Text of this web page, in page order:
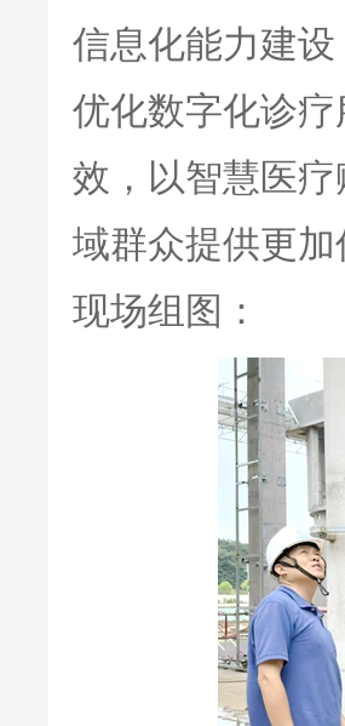
信息化能力建
优化数字化诊
效，以智慧医
域群众提供更
现场组图：